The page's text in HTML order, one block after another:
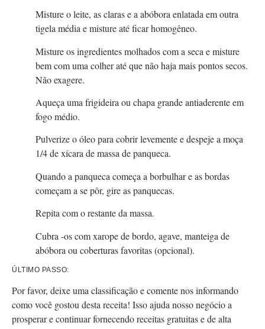
Misture o leite, as claras e a abóbora enlatada em outra
tigela média e misture até ficar homogêneo.
Misture os ingredientes molhados com a seca e misture
bem com uma colher até que não haja mais pontos secos.
Não exagere.
Aqueça uma frigideira ou chapa grande antiaderente em
fogo médio.
Pulverize o óleo para cobrir levemente e despeje a moça
1/4 de xícara de massa de panqueca.
Quando a panqueca começa a borbulhar e as bordas
começam a se pôr, gire as panquecas.
Repita com o restante da massa.
Cubra -os com xarope de bordo, agave, manteiga de
abóbora ou coberturas favoritas (opcional).
ÚLTIMO PASSO:
Por favor, deixe uma classificação e comente nos informando
como você gostou desta receita! Isso ajuda nosso negócio a
prosperar e continuar fornecendo receitas gratuitas e de alta